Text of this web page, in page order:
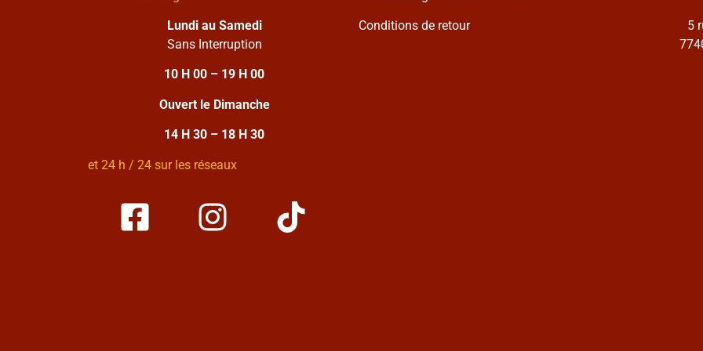
Lundi au Samedi
Sans Interruption
10 H 00 – 19 H 00
Ouvert le Dimanche
14 H 30 – 18 H 30
et 24 h / 24 sur les réseaux
Conditions de retour
5